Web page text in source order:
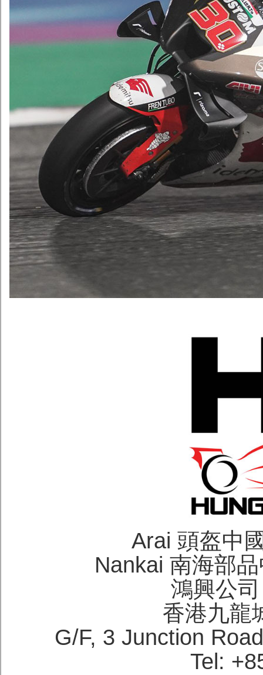
Arai 頭盔中
Nankai 南海部
鴻興公
香港九龍
G/F, 3 Junction
Tel: